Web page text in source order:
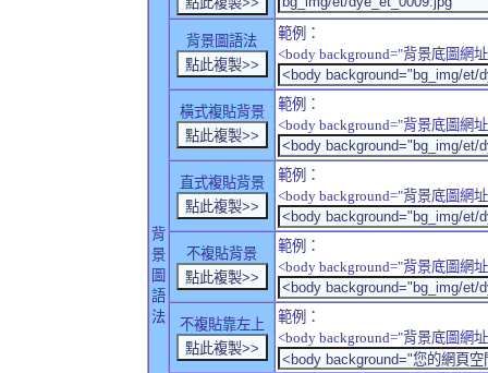
背
景
圖
語
法
背景圖語法
範例：
<body background="背景底圖網
橫式複貼背景
範例：
<body background="背景底圖網
直式複貼背景
範例：
<body background="背景底圖網
不複貼背景
範例：
<body background="背景底圖網
不複貼靠左上
範例：
<body background="背景底圖網